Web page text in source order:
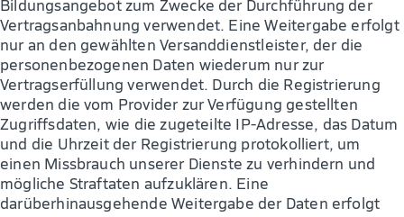
Bildungsangebot zum Zwecke der Durchführung der
Vertragsanbahnung verwendet. Eine Weitergabe erfolgt
nur an den gewählten Versanddienstleister, der die
personenbezogenen Daten wiederum nur zur
Vertragserfüllung verwendet. Durch die Registrierung
werden die vom Provider zur Verfügung gestellten
Zugriffsdaten, wie die zugeteilte IP-Adresse, das Datum
und die Uhrzeit der Registrierung protokolliert, um
einen Missbrauch unserer Dienste zu verhindern und
mögliche Straftaten aufzuklären. Eine
darüberhinausgehende Weitergabe der Daten erfolgt